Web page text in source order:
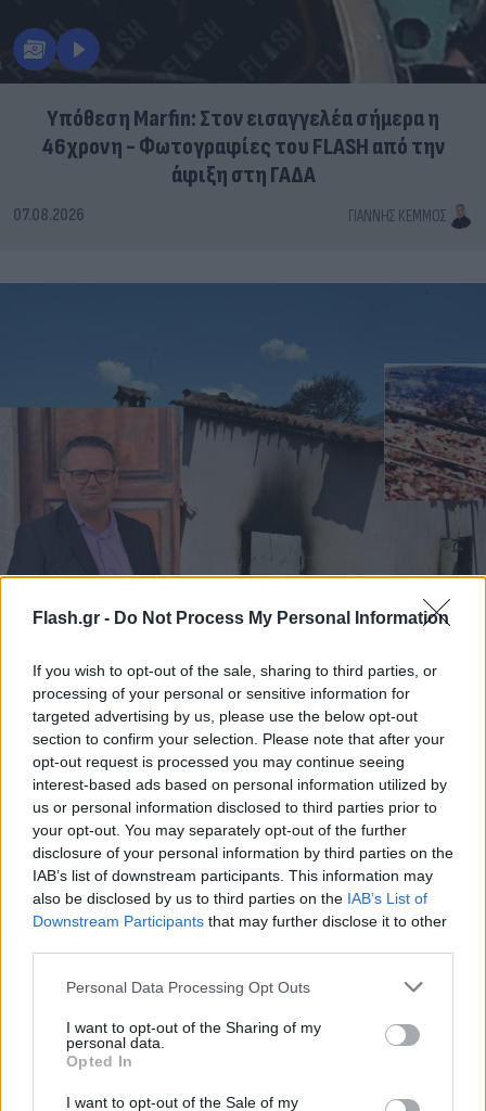
Flash.gr - Do Not Process My Personal Information
If you wish to opt-out of the sale, sharing to third parties, or
processing of your personal or sensitive information for
targeted advertising by us, please use the below opt-out
section to confirm your selection. Please note that after your
opt-out request is processed you may continue seeing
interest-based ads based on personal information utilized by
us or personal information disclosed to third parties prior to
your opt-out. You may separately opt-out of the further
disclosure of your personal information by third parties on the
IAB’s list of downstream participants. This information may
also be disclosed by us to third parties on the IAB’s List of
Downstream Participants that may further disclose it to other
Please note that this website/app uses one or more Google
not limited to your visit or usage behaviour. You may click to
grant or deny consent to Google and its third-party tags to
use your data for below specified purposes in below Google
consent section.
Personal Data Processing Opt Outs
I want to opt-out of the Sharing of my
personal data.
Opted In
I want to opt-out of the Sale of my
Υπόθεση Marfin: Στον εισαγγελέα σήμερα η
46χρονη - Φωτογραφίες του FLASH από την
άφιξη στη ΓΑΔΑ
07.08.2026 ΓΙΆΝΝΗΣ ΚΈΜΜΟΣ
Φωτιά στη δυτική Αττική: Προφυλακίστηκαν ο
δήμαρχος Στυλίδας και δύο ακόμη άτομα
07.08.2026 ΧΡΙΣΤΌΔΟΥΛΟΣ ΣΚΟΎΝΤΑΣ